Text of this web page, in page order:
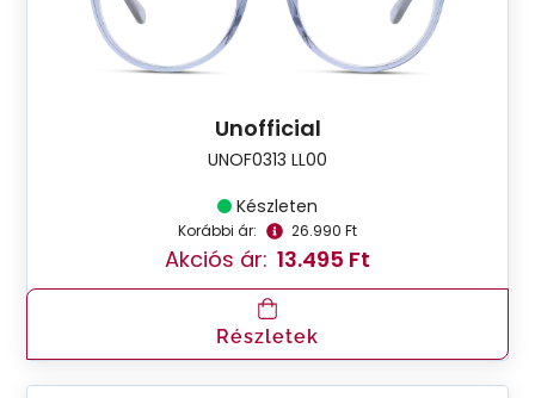
Unofficial
UNOF0313 LL00
Készleten
Korábbi ár: 26.990 Ft
Akciós ár: 13.495 Ft
Részletek